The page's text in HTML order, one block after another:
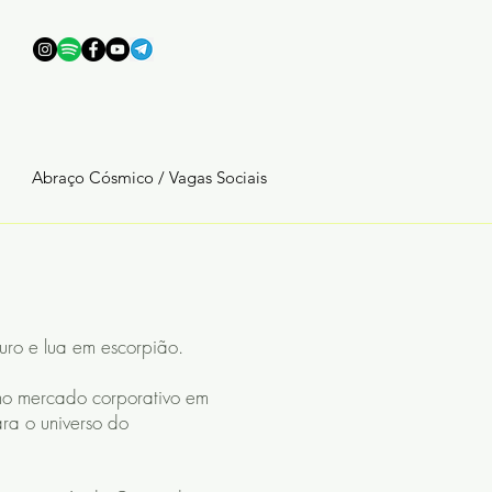
Abraço Cósmico / Vagas Sociais
e lua em escorpião.
mercado corporativo em
o universo do